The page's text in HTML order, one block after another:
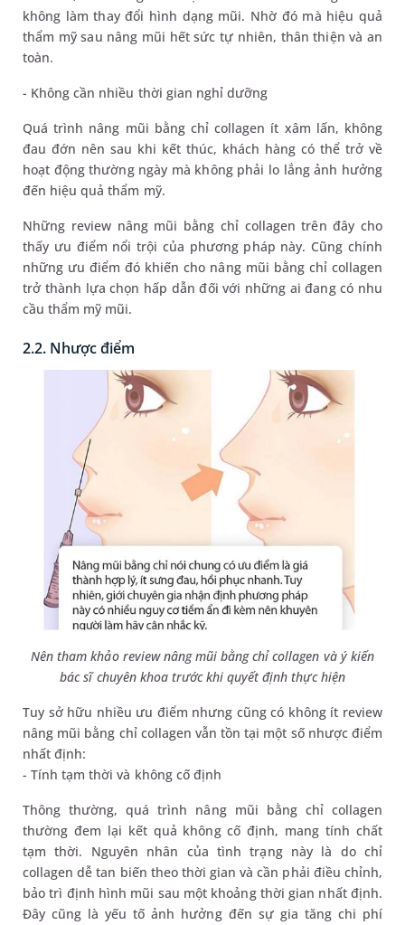
không làm thay đổi hình dạng mũi. Nhờ đó mà hiệu quả
thẩm mỹ sau nâng mũi hết sức tự nhiên, thân thiện và an
toàn.
- Không cần nhiều thời gian nghỉ dưỡng
Quá trình nâng mũi bằng chỉ collagen ít xâm lấn, không
đau đớn nên sau khi kết thúc, khách hàng có thể trở về
hoạt động thường ngày mà không phải lo lắng ảnh hưởng
đến hiệu quả thẩm mỹ.
Những review nâng mũi bằng chỉ collagen trên đây cho
thấy ưu điểm nổi trội của phương pháp này. Cũng chính
những ưu điểm đó khiến cho nâng mũi bằng chỉ collagen
trở thành lựa chọn hấp dẫn đối với những ai đang có nhu
cầu thẩm mỹ mũi.
2.2. Nhược điểm
Nên tham khảo review nâng mũi bằng chỉ collagen và ý kiến
bác sĩ chuyên khoa trước khi quyết định thực hiện
Tuy sở hữu nhiều ưu điểm nhưng cũng có không ít review
nâng mũi bằng chỉ collagen vẫn tồn tại một số nhược điểm
nhất định:
- Tính tạm thời và không cố định
Thông thường, quá trình nâng mũi bằng chỉ collagen
thường đem lại kết quả không cố định, mang tính chất
tạm thời. Nguyên nhân của tình trạng này là do chỉ
collagen dễ tan biến theo thời gian và cần phải điều chỉnh,
bảo trì định hình mũi sau một khoảng thời gian nhất định.
Đây cũng là yếu tố ảnh hưởng đến sự gia tăng chi phí